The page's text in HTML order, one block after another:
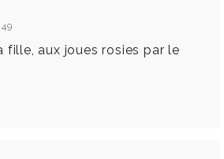
fille, aux joues rosies par le